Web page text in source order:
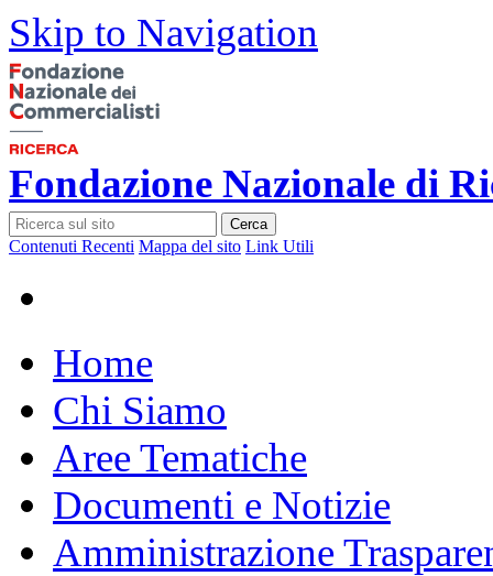
Skip to Navigation
Fondazione Nazionale di
Cerca
Contenuti Recenti Mappa del sito Link Utili
Home
Chi Siamo
Aree Tematiche
Documenti e Notizie
Amministrazione